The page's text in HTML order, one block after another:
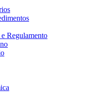
Regulamento